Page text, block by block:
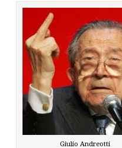
Giulio Andreotti